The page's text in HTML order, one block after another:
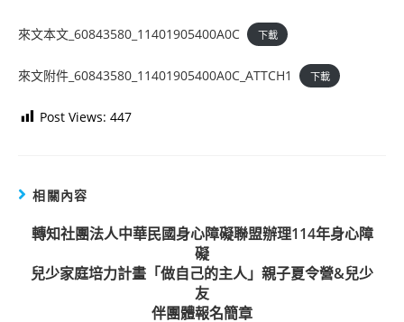
來文本文_60843580_11401905400A0C 下載
來文附件_60843580_11401905400A0C_ATTCH1 下載
Post Views: 447
相關內容
轉知社團法人中華民國身心障礙聯盟辦理114年身心障
礙
兒少家庭培力計畫「做自己的主人」親子夏令營&兒少
友
伴團體報名簡章